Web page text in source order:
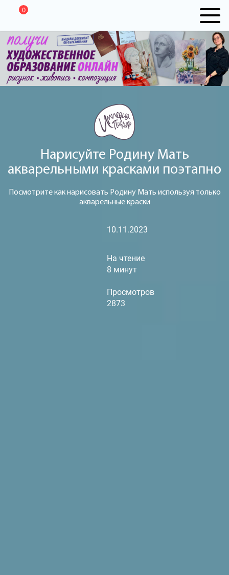
0
Нарисуйте Родину Мать
акварельными красками поэтапно
Посмотрите как нарисовать Родину Мать используя только
акварельные краски
10.11.2023
На чтение
8 минут
Просмотров
2873